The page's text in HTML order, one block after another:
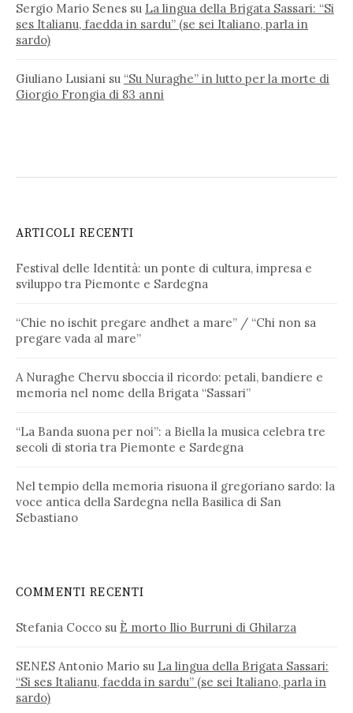
Sergio Mario Senes su La lingua della Brigata Sassari: “Si
ses Italianu, faedda in sardu” (se sei Italiano, parla in
sardo)
Giuliano Lusiani su “Su Nuraghe” in lutto per la morte di
Giorgio Frongia di 83 anni
ARTICOLI RECENTI
Festival delle Identità: un ponte di cultura, impresa e
sviluppo tra Piemonte e Sardegna
“Chie no ischit pregare andhet a mare” / “Chi non sa
pregare vada al mare”
A Nuraghe Chervu sboccia il ricordo: petali, bandiere e
memoria nel nome della Brigata “Sassari”
“La Banda suona per noi”: a Biella la musica celebra tre
secoli di storia tra Piemonte e Sardegna
Nel tempio della memoria risuona il gregoriano sardo: la
voce antica della Sardegna nella Basilica di San
Sebastiano
COMMENTI RECENTI
Stefania Cocco su È morto Ilio Burruni di Ghilarza
SENES Antonio Mario su La lingua della Brigata Sassari:
“Si ses Italianu, faedda in sardu” (se sei Italiano, parla in
sardo)